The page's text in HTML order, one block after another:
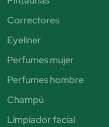
Correctores
Eyeliner
Perfumes mujer
Perfumes hombre
Champú
Limpiador facial